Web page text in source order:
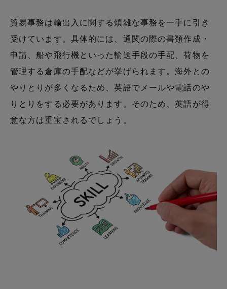
貿易事務は輸出入に関する煩雑な事務を一手に引き
受けています。具体的には、通関の際の書類作成・
申請、船や飛行機といった輸送手段の手配、荷物を
管理する倉庫の手配などが挙げられます。海外との
やりとりが多くなるため、英語でメールや電話のや
りとりをする必要があります。そのため、英語が得
意な方は重宝されるでしょう。